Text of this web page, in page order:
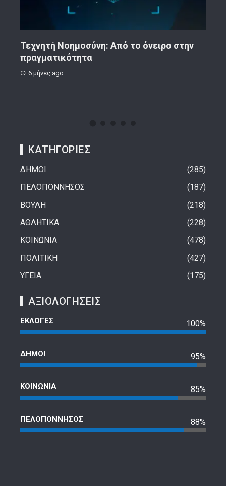
Κορινθιακό Επιχειρείν – Ανακοίνωση
8 μήνες ago
ΚΑΤΗΓΟΡΙΕΣ
ΔΗΜΟΙ
285
ΠΕΛΟΠΟΝΝΗΣΟΣ
187
ΒΟΥΛΗ
218
ΑΘΛΗΤΙΚΑ
228
ΚΟΙΝΩΝΙΑ
478
ΠΟΛΙΤΙΚΗ
427
ΥΓΕΙΑ
175
ΑΞΙΟΛΟΓΗΣΕΙΣ
ΕΚΛΟΓΕΣ 100%
ΔΗΜΟΙ 95%
ΚΟΙΝΩΝΙΑ 85%
ΠΕΛΟΠΟΝΝΗΣΟΣ 88%